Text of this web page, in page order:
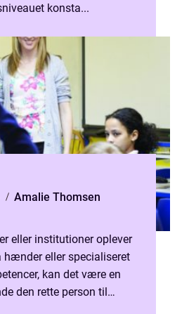
konsta...
Amalie Thomsen
eller institutioner oplever
hænder eller specialiseret
kan det være en
den rette person til